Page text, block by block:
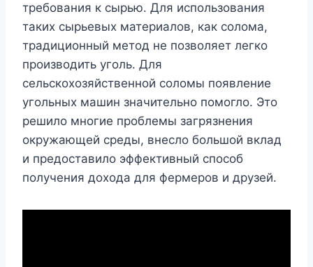
требования к сырью. Для использования
таких сырьевых материалов, как солома,
традиционный метод не позволяет легко
производить уголь. Для
сельскохозяйственной соломы появление
угольных машин значительно помогло. Это
решило многие проблемы загрязнения
окружающей среды, внесло большой вклад
и предоставило эффективный способ
получения дохода для фермеров и друзей.